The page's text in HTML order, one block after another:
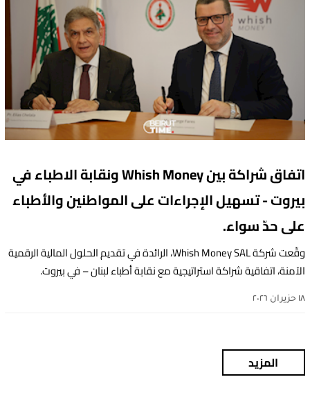
اتفاق شراكة بين Whish Money ونقابة الاطباء في
بيروت - تسهيل الإجراءات على المواطنين والأطباء
على حدّ سواء.
وقّعت شركة Whish Money SAL، الرائدة في تقديم الحلول المالية الرقمية
الآمنة، اتفاقية شراكة استراتيجية مع نقابة أطباء لبنان – في بيروت.
١٨ حزيران ٢٠٢٦
المزيد